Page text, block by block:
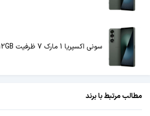
سونی اکسپریا 1 مارک 7 ظرفیت 512GB رم 12GB
مطالب مرتبط با برند